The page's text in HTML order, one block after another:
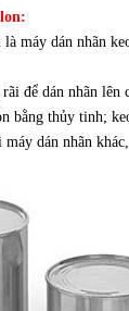
máy dán nhãn
để dán nhãn
bằng thủy tinh;
dán nhãn